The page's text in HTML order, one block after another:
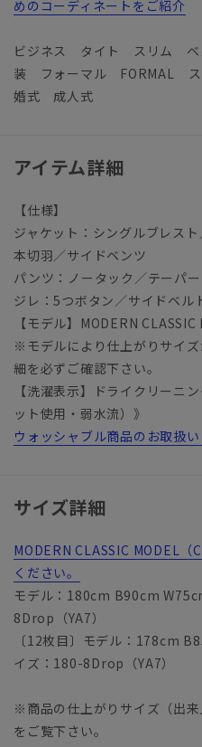
めのコーディネートをご紹介
ビジネス タイト スリム
装 フォーマル FORMAL
婚式 成人式
アイテム詳細
【仕様】
ジャケット：シングルブレス
本切羽／サイドベンツ
パンツ：ノータック／テーパ
ジレ：5つボタン／サイドベル
【モデル】MODERN CLASSIC
※モデルにより仕上がりサイ
細を必ずご確認下さい。
【洗濯表示】ドライクリーニ
ット使用・弱水流）》
ウォッシャブル商品のお取扱
サイズ詳細
MODERN CLASSIC MODEL
ください。
モデル：180cm B90cm
8Drop（YA7）
〔12枚目〕モデル：178cm
イズ：180-8Drop（YA7）
※商品の仕上がりサイズ（出
をご覧下さい。